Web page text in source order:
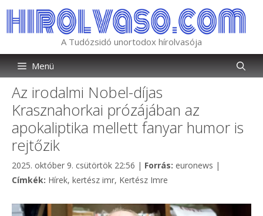
tartalomba
A Tudózsidó unortodox hírolvasója
Menü
Az irodalmi Nobel-díjas
Krasznahorkai prózájában az
apokaliptika mellett fanyar humor is
rejtőzik
2025. október 9. csütörtök 22:56 | Forrás: Kategória
euronews |
Címkék: Címkék
Hírek, kertész imr, Kertész Imre